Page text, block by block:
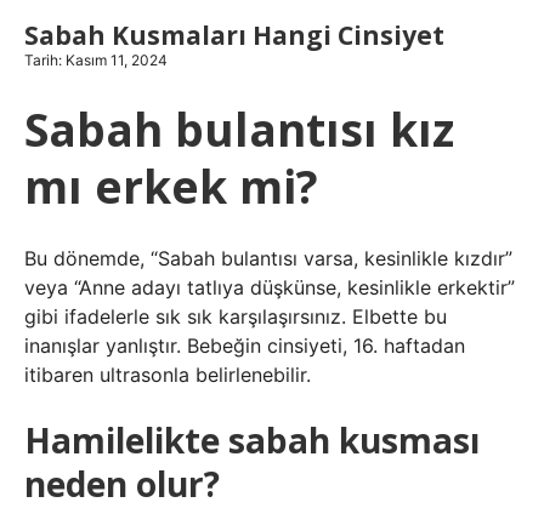
Hakkımızda
Sabah Kusmaları Hangi Cinsiyet
Tarih: Kasım 11, 2024
Sabah bulantısı kız
mı erkek mi?
Bu dönemde, “Sabah bulantısı varsa, kesinlikle kızdır”
veya “Anne adayı tatlıya düşkünse, kesinlikle erkektir”
gibi ifadelerle sık sık karşılaşırsınız. Elbette bu
inanışlar yanlıştır. Bebeğin cinsiyeti, 16. haftadan
itibaren ultrasonla belirlenebilir.
Hamilelikte sabah kusması
neden olur?